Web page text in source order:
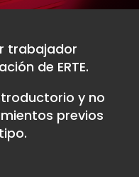
trabajador
de ERTE.
y no
previos